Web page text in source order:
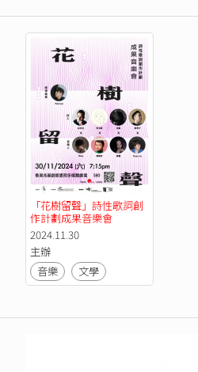
「花樹留聲」詩性歌詞創
作計劃成果音樂會
2024.11.30
主辦
音樂
文學